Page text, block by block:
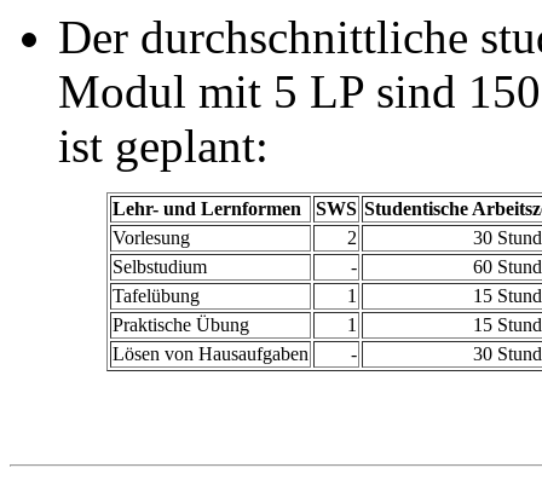
Der durchschnittliche
Modul mit 5 LP sind
ist geplant:
Lehr- und Lernformen SWS Studentische
Vorlesung
2
30
Selbstudium
-
60
Tafelübung
1
15
Praktische Übung
1
15
Lösen von Hausaufgaben
- 30